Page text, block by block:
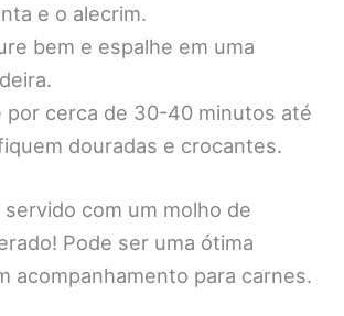
e o alecrim.
bem e espalhe em uma
por cerca de 30-40 minutos até
douradas e crocantes.
servido com um molho de
Pode ser uma ótima
acompanhamento para carnes.